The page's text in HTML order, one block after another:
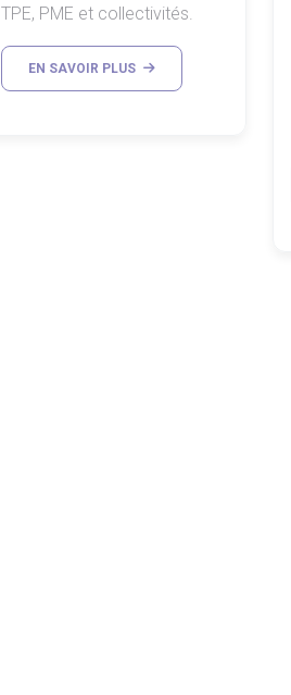
TPE, PME et collectivités.
EN SAVOIR PLUS